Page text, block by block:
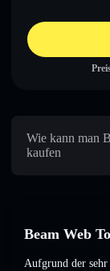
Wie kann man
kaufen
Beam Web
Aufgrund der